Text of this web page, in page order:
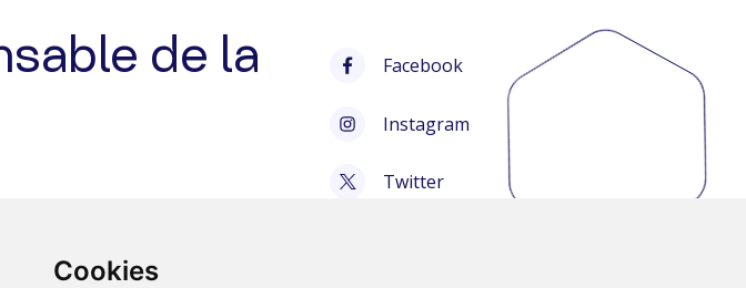
Cookies
de la
Facebook
Instagram
Twitter